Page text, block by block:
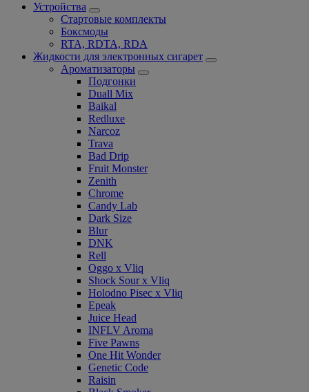
Устройства
Стартовые комплекты
Боксмоды
RTA, RDTA, RDA
Жидкости для электронных сигарет
Ароматизаторы
Подгонки
Duall Mix
Baikal
Redluxe
Narcoz
Trava
Bad Drip
Fruit Monster
Zenith
Chrome
Candy Lab
Dark Size
Blur
DNK
Rell
Oggo x Vliq
Shock Sour x Vliq
Holodno Pisec x Vliq
Epeak
Juice Head
INFLV Aroma
Five Pawns
One Hit Wonder
Genetic Code
Raisin